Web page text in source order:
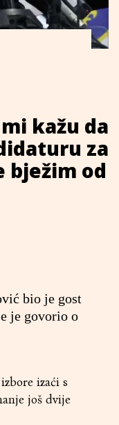
kažu da
za
bježim od
bio je gost
je govorio o
izaći s
još dvije